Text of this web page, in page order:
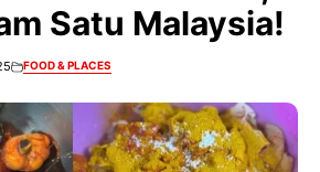
Satu Malaysia!
FOOD & PLACES